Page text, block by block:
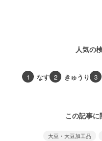
人気の
1 なす 2 きゅうり 3
この記事に
大豆・大豆加工品